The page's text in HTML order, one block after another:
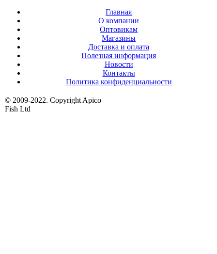
Главная
О компании
Оптовикам
Магазины
Доставка и оплата
Полезная информация
Новости
Контакты
Политика конфиденциальности
© 2009-2022. Copyright Apico
Fish Ltd